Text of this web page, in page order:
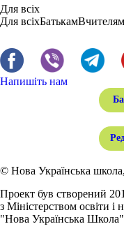
Для всіх
Для всіхБатькамВчителям
Напишіть нам
© Нова Українська
Проект був створений
з Міністерством освіти і
"Нова Українська Школа"